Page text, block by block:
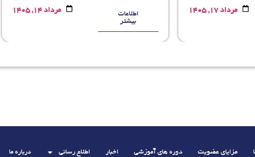
مرداد 17, 1405
اطلاعات
بیشتر
مرداد 14, 1405
مزایای عضویت دوره های آموزشی اخبار اطلاع رسانی درباره ما